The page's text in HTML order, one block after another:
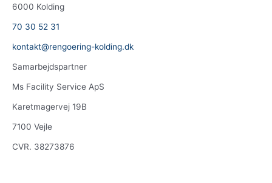
6000 Kolding
70 30 52 31
kontakt@rengoering-kolding.dk
Samarbejdspartner
Ms Facility Service ApS
Karetmagervej 19B
7100 Vejle
CVR. 38273876